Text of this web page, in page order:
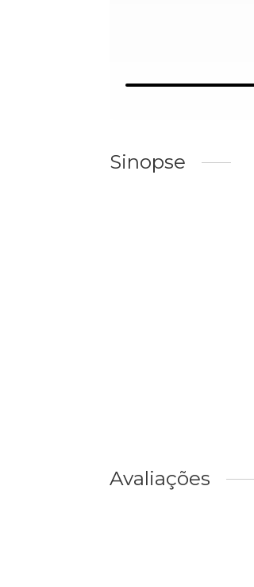
Sinopse
Avaliações